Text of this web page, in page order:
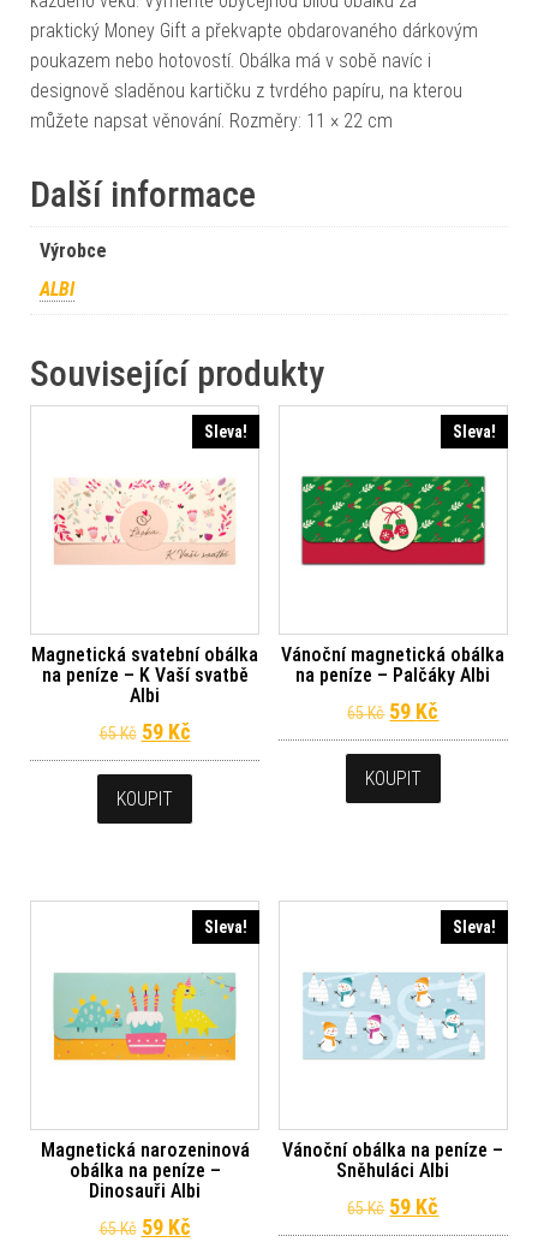
praktický Money Gift a překvapte obdarovaného dárkovým
poukazem nebo hotovostí. Obálka má v sobě navíc i
designově sladěnou kartičku z tvrdého papíru, na kterou
můžete napsat věnování. Rozměry: 11 × 22 cm
Další informace
Výrobce
ALBI
Související produkty
Sleva!
Magnetická svatební obálka
na peníze – K Vaší svatbě
Albi
65Kč Původní cena byla: 65 Kč.
59 KčAktuální cena je: 59 Kč.
KOUPIT
Sleva!
Vánoční magnetická obálka
na peníze – Palčáky Albi
65Kč Původní cena
59 Kč
KOUPIT
Sleva!
Magnetická narozeninová
obálka na peníze –
Dinosauři Albi
65Kč Původní cena byla: 65 Kč.
59 KčAktuální cena je: 59 Kč.
Sleva!
Vánoční obálka na peníze –
Sněhuláci Albi
65Kč Původní cena
59 Kč